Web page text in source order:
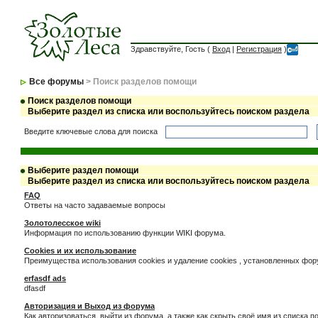
Здравствуйте, Гость ( Вход | Регистрация )
Все форумы > Поиск разделов помощи
Поиск разделов помощи
Выберите раздел из списка или воспользуйтесь поиском раздела
Введите ключевые слова для поиска
Выберите раздел помощи
Выберите раздел из списка или воспользуйтесь поиском раздела
FAQ
Ответы на часто задаваемые вопросы
Золотолесское wiki
Информация по использованию функции WIKI форума.
Cookies и их использование
Преимущества использования cookies и удаление cookies , установленных
erfasdf ads
dfasdf
Авторизация и Выход из форума
Как авторизоваться, выйти из форума, а также как скрыть своё имя из списка